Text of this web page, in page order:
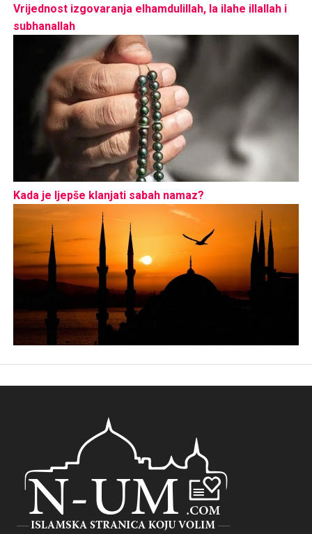
Vrijednost izgovaranja elhamdulillah, la ilahe illallah i
subhanallah
Kada je ljepše klanjati sabah namaz?